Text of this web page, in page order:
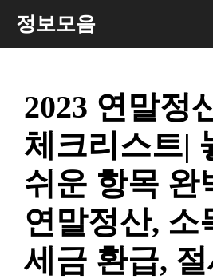
정보모음
2023 연말정
체크리스트|
쉬운 항목 완
연말정산, 소
세금 환급,